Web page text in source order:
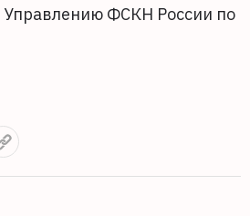
Управлению ФСКН России по